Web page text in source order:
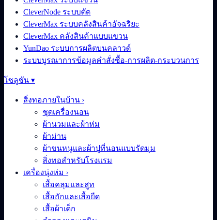
CleverNode ระบบตัด
CleverMax ระบบคลังสินค้าอัจฉริยะ
CleverMax คลังสินค้าแบบแขวน
YunDao ระบบการผลิตบนคลาวด์
ระบบบูรณาการข้อมูลคำสั่งซื้อ-การผลิต-กระบวนการ
โซลูชัน ▾
สิ่งทอภายในบ้าน ›
ชุดเครื่องนอน
ผ้านวมและผ้าห่ม
ผ้าม่าน
ผ้าขนหนูและผ้าปูที่นอนแบบรัดมุม
สิ่งทอสำหรับโรงแรม
เครื่องนุ่งห่ม ›
เสื้อคลุมและสูท
เสื้อถักและเสื้อยืด
เสื้อผ้าเด็ก